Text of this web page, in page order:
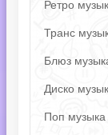
Ретро
Транс
Блюз
Диско
Поп музыка